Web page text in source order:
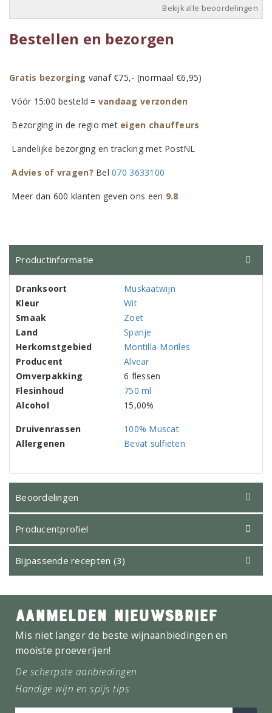
Bekijk alle beoordelingen
Bestellen en bezorgen
Gratis bezorging vanaf €75,- (normaal €6,95)
Vóór 15:00 besteld = vandaag verzonden
Bezorging in de regio met eigen chauffeurs
Landelijke bezorging en tracking met PostNL
Advies of vragen? Bel070 3633100
Meer dan 600 klanten geven ons een 9.8
Productinformatie
Dranksoort
Muskaatwijn
Kleur
Wit
Smaak
Zoet
Land
Spanje
Herkomstgebied
Montilla-Moriles
Producent
Alvear
Omverpakking
6 flessen
Flesinhoud
750 ml
Alcohol
15,00%
Druivenrassen
100% Muscat
Allergenen
Bevat sulfieten
Beoordelingen
Producentprofiel
Bijpassende recepten (3)
AANMELDEN NIEUWSBRIEF
Mis niet langer de beste wijnaanbiedingen en
mooiste proeverijen!
De scherpste aanbiedingen
Handige wijn en spijs tips